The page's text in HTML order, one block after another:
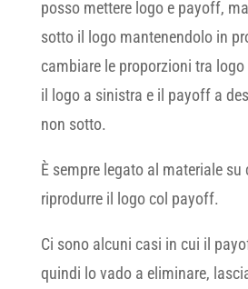
posso mettere logo e payoff,
sotto il logo mantenendolo in
cambiare le proporzioni tra
il logo a sinistra e il payoff a
non sotto.
È sempre legato al materiale su
riprodurre il logo col payoff.
Ci sono alcuni casi in cui il
quindi lo vado a eliminare,